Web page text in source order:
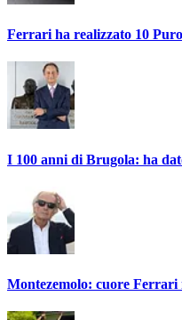
Ferrari ha realizzato 10
I 100 anni di Brugola: ha
Montezemolo: cuore Ferrari